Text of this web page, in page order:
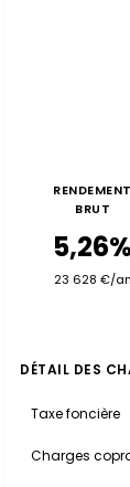
RENDEMENT
BRUT
5,26%
23 628 €/an
DÉTAIL DES
Taxe foncière
Charges